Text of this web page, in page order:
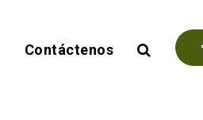
Contáctenos